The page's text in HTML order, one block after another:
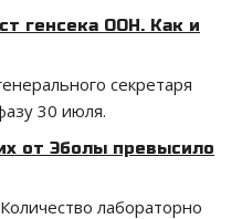
генсека ООН. Как и
секретаря
30 июля.
от Эболы превысило
лабораторно